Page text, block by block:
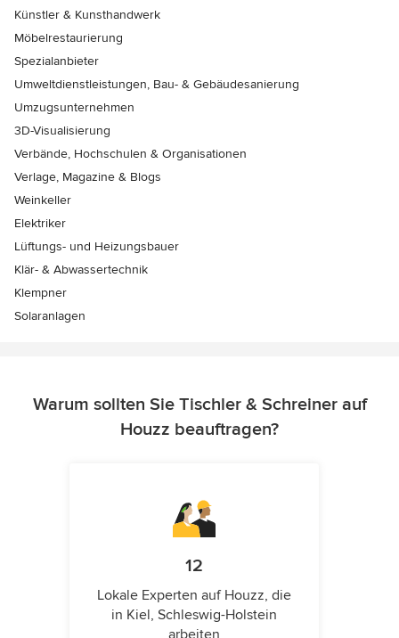
Künstler & Kunsthandwerk
Möbelrestaurierung
Spezialanbieter
Umweltdienstleistungen, Bau- & Gebäudesanierung
Umzugsunternehmen
3D-Visualisierung
Verbände, Hochschulen & Organisationen
Verlage, Magazine & Blogs
Weinkeller
Elektriker
Lüftungs- und Heizungsbauer
Klär- & Abwassertechnik
Klempner
Solaranlagen
Warum sollten Sie Tischler & Schreiner auf
Houzz beauftragen?
12
Lokale Experten auf Houzz, die
in Kiel, Schleswig-Holstein
arbeiten